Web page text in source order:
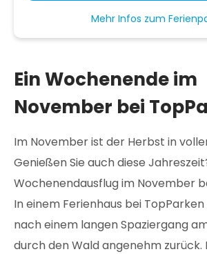
Mehr Infos zum
Ein Wochenende im
November bei
Im November ist der Herbst in
Genießen Sie auch diese
Wochenendausflug im November
In einem Ferienhaus bei
nach einem langen Spaziergang
durch den Wald angenehm zurück.